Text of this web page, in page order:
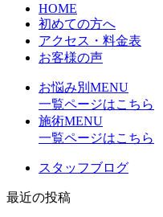
HOME
初めての方へ
アクセス・料金表
お客様の声
お悩み別MENU
一覧ページはこちら
施術MENU
一覧ページはこちら
スタッフブログ
最近の投稿